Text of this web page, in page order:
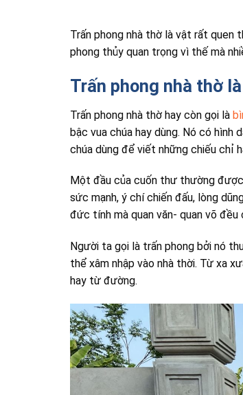
Trấn phong nhà thờ là vật rất quen
phong thủy quan trọng vì thế mà
Trấn phong nhà thờ
Trấn phong nhà thờ hay còn gọi là
bậc vua chúa hay dùng. Nó có hình
chúa dùng để viết những chiếu chỉ
Một đầu của cuốn thư thường
sức mạnh, ý chí chiến đấu, lòng
đức tính mà quan văn- quan võ đều
Người ta gọi là trấn phong bởi nó
thể xâm nhập vào nhà thời. Từ xa
hay từ đường.